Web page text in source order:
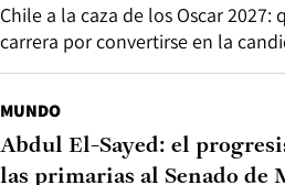
Chile a la caza de los Oscar 2027:
carrera por convertirse en la
MUNDO
Abdul El-Sayed: el
las primarias al Senado de